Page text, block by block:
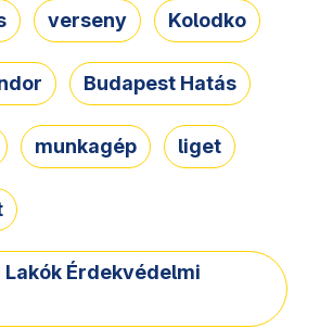
verseny Kolodko
Budapest Hatás
munkagép liget
Érdekvédelmi